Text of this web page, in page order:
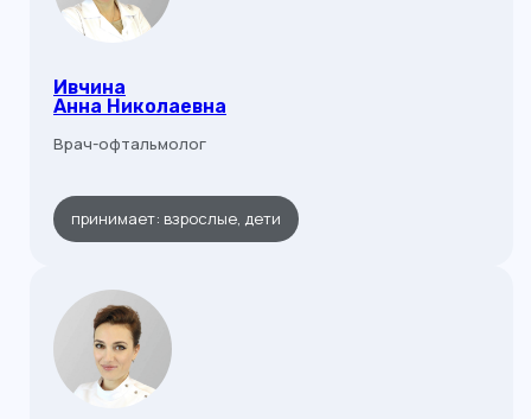
Ивчина
Анна Николаевна
Врач-офтальмолог
принимает: взрослые, дети